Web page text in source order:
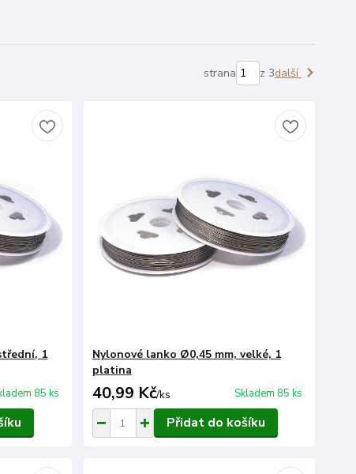
strana z 3další
1
85 ks
Nylonové lanko Ø0,45 mm, velké, 1
platina
40,99 Kč/ks Skladem 85 ks
Přidat do košíku